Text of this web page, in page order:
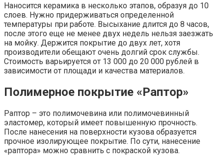
Наносится керамика в несколько этапов, образуя до 10
слоев. Нужно придерживаться определенной
температуры при работе. Высыхание длится до 8 часов,
после этого еще не менее двух недель нельзя заезжать
на мойку. Держится покрытие до двух лет, хотя
производители обещают очень долгий срок службы.
Стоимость варьируется от 13 000 до 20 000 рублей в
зависимости от площади и качества материалов.
Полимерное покрытие «Раптор»
Раптор – это полимочевина или полимочевинный
эластомер, который имеет повышенную прочность.
После нанесения на поверхности кузова образуется
прочное изолирующее покрытие. По сути, нанесение
«раптора» можно сравнить с покраской кузова.